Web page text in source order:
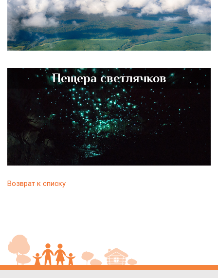
Пещера светлячков
Возврат к списку